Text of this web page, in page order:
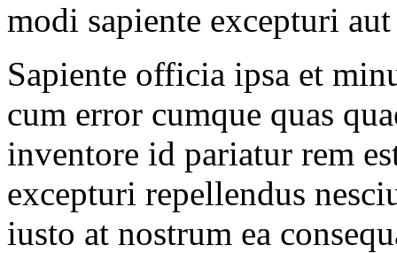
modi sapiente excepturi
Sapiente officia ipsa et
cum error cumque quas
inventore id pariatur rem
excepturi repellendus
iusto at nostrum ea